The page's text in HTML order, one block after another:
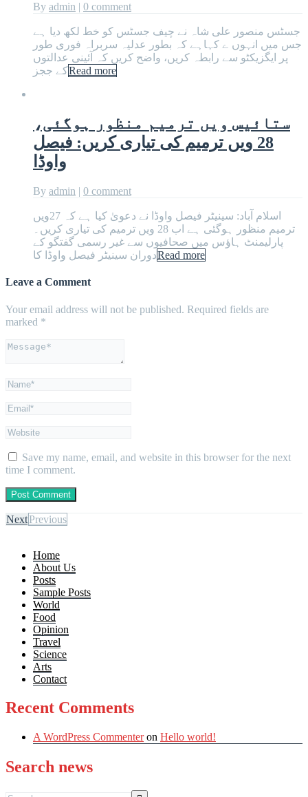
By admin | 0 comment
جسٹس منصور علی شاہ نے چیف جسٹس کو خط لکھ دیا ہے
جس میں انہوں ے کہاہے کہ بطور عدلیہ سربراہ فوری طور
پر ایگزیکٹو سے رابطہ کریں، واضح کریں کہ آئینی عدالتوں
کے ججزRead more
ستائیس ویں ترمیم منظور ہوگئی،
28 ویں ترمیم کی تیاری کریں: فیصل
واوڈا
By admin | 0 comment
اسلام آباد: سینیٹر فیصل واوڈا نے دعویٰ کیا ہے کہ 27ویں
ترمیم منظور ہوگئی ہے اب 28 ویں ترمیم کی تیاری کریں۔
پارلیمنٹ ہاؤس میں صحافیوں سے غیر رسمی گفتگو کے
دوران سینیٹر فیصل واوڈا کاRead more
Leave a Comment
Your email address will not be published. Required fields are
marked *
Save my name, email, and website in this browser for the next
time I comment.
NextPrevious
Home
About Us
Posts
Sample Posts
World
Food
Opinion
Travel
Science
Arts
Contact
Recent Comments
A WordPress Commenteron Hello world!
Search news